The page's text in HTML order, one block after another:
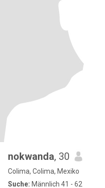
nokwanda, 30
Colima, Colima, Mexiko
Suche: Männlich 41 - 62